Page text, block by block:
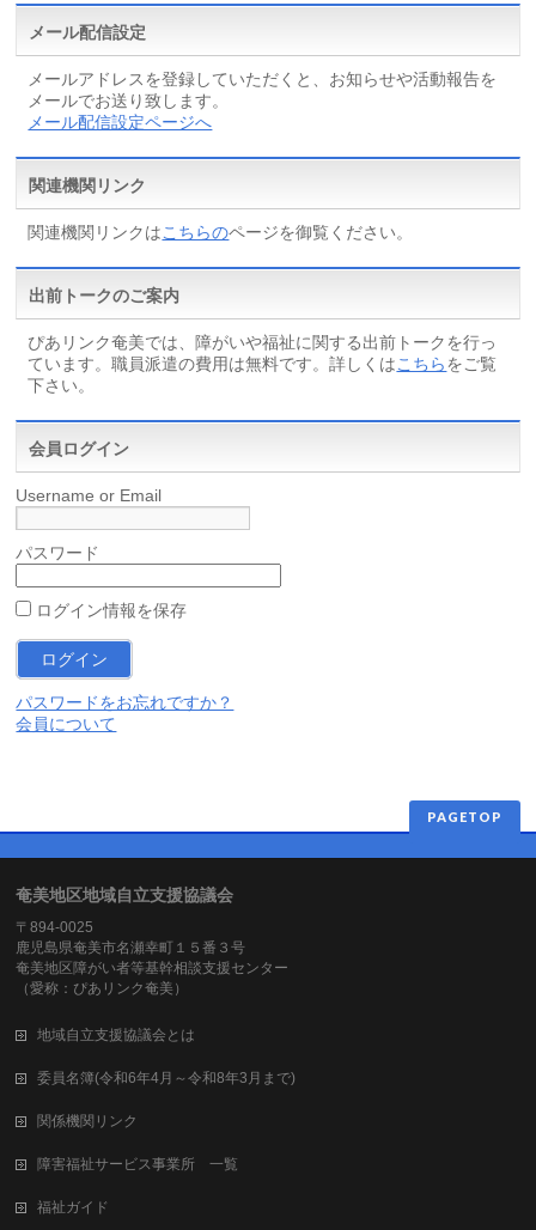
メール配信設定
メールアドレスを登録していただくと、お知らせや活動報告を
メールでお送り致します。
メール配信設定ページへ
関連機関リンク
関連機関リンクはこちらのページを御覧ください。
出前トークのご案内
ぴあリンク奄美では、障がいや福祉に関する出前トークを行っ
ています。職員派遣の費用は無料です。詳しくはこちらをご覧
下さい。
会員ログイン
Username or Email
パスワード
ログイン情報を保存
パスワードをお忘れですか？
会員について
PAGETOP
奄美地区地域自立支援協議会
〒894-0025
鹿児島県奄美市名瀬幸町１５番３号
奄美地区障がい者等基幹相談支援センター
（愛称：ぴあリンク奄美）
地域自立支援協議会とは
委員名簿(令和6年4月～令和8年3月まで)
関係機関リンク
障害福祉サービス事業所 一覧
福祉ガイド